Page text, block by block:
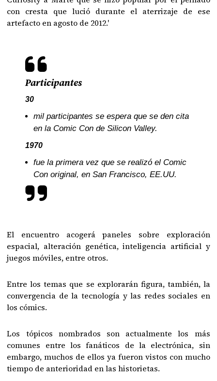
con cresta que lució durante el aterrizaje de ese
artefacto en agosto de 2012.'
Participantes
30
mil participantes se espera que se den cita
en la Comic Con de Silicon Valley.
1970
fue la primera vez que se realizó el Comic
Con original, en San Francisco, EE.UU.
El encuentro acogerá paneles sobre exploración
espacial, alteración genética, inteligencia artificial y
juegos móviles, entre otros.
Entre los temas que se explorarán figura, también, la
convergencia de la tecnología y las redes sociales en
los cómics.
Los tópicos nombrados son actualmente los más
comunes entre los fanáticos de la electrónica, sin
embargo, muchos de ellos ya fueron vistos con mucho
tiempo de anterioridad en las historietas.